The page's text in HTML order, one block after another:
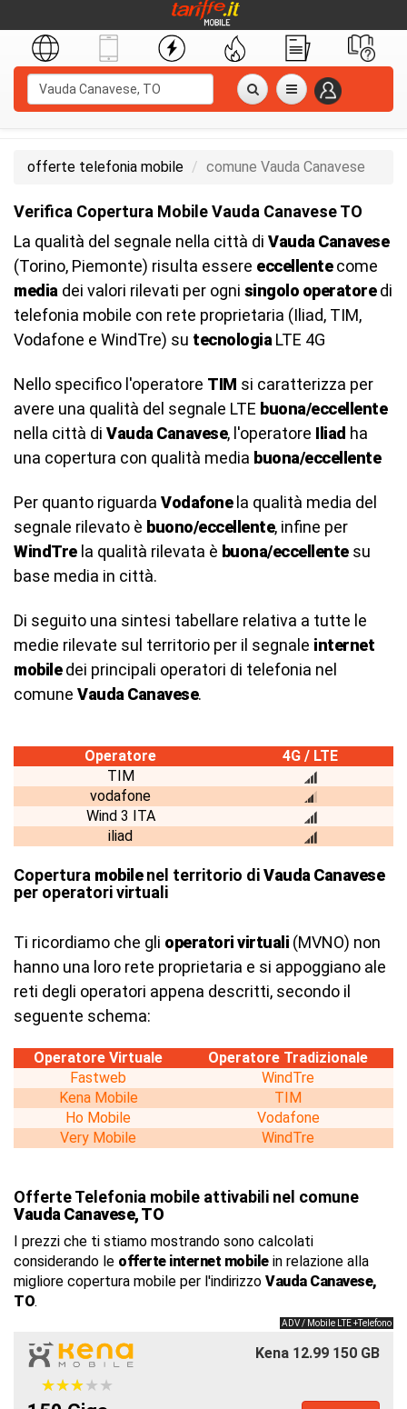
offerte telefonia mobile comune Vauda Canavese
Verifica Copertura Mobile Vauda Canavese TO
La qualità del segnale nella città di Vauda Canavese
(Torino, Piemonte) risulta essere eccellentecome
media dei valori rilevati per ogni singolo operatoredi
telefonia mobile con rete proprietaria (Iliad, TIM,
Vodafone e WindTre) su tecnologia LTE 4G
Nello specifico l'operatore TIM si caratterizza per
avere una qualità del segnale LTE buona/eccellente
nella città di Vauda Canavese, l'operatore Iliad ha
una copertura con qualità media buona/eccellente
Per quanto riguarda Vodafonela qualità media del
segnale rilevato è buono/eccellente, infine per
WindTrela qualità rilevata è buona/eccellentesu
base media in città.
Di seguito una sintesi tabellare relativa a tutte le
medie rilevate sul territorio per il segnale internet
mobiledei principali operatori di telefonia nel
comune Vauda Canavese.
Operatore
4G / LTE
TIM
vodafone
Wind 3 ITA
iliad
Copertura mobilenel territorio diVauda Canavese
per operatori virtuali
Ti ricordiamo che gli operatori virtuali (MVNO) non
hanno una loro rete proprietaria e si appoggiano ale
reti degli operatori appena descritti, secondo il
seguente schema:
Operatore Virtuale
Operatore Tradizionale
Fastweb
WindTre
Kena Mobile
TIM
Ho Mobile
Vodafone
Very Mobile
WindTre
Offerte Telefonia mobile attivabili nel comune
Vauda Canavese, TO
I prezzi che ti stiamo mostrando sono calcolati
considerando le offerte internet mobilein relazione alla
migliore copertura mobile per l'indirizzo Vauda Canavese,
TO.
ADV / Mobile LTE +Telefono
Kena 12.99 150 GB
★★★★★
★★★★★